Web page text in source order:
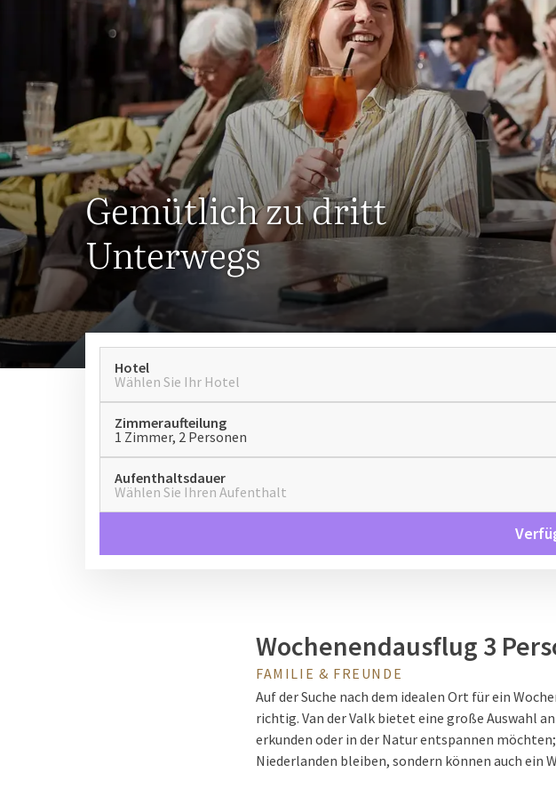
Gemütlich zu dritt
Unterwegs
Hotel
Wählen Sie Ihr Hotel
Zimmeraufteilung
1 Zimmer, 2 Personen
Aufenthaltsdauer
Wählen Sie Ihren Aufenthalt
Wochenendausflug 3
FAMILIE & FREUNDE
Auf der Suche nach dem idealen Ort für ein
richtig. Van der Valk bietet eine große Auswahl
erkunden oder in der Natur entspannen
Niederlanden bleiben, sondern können auch ein